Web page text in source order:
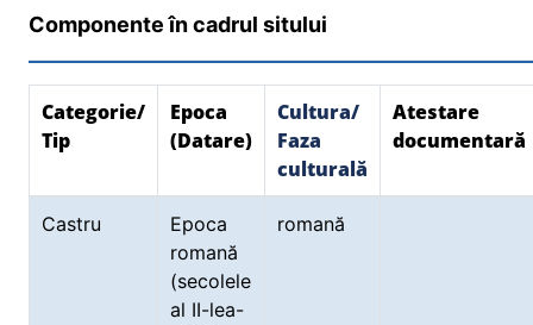
Componente în cadrul sitului
Categorie/
Tip
Epoca
(Datare)
Cultura/
Faza
culturală
Atestare
documentară
Castru
Epoca
romană
(secolele
al II-lea-
romană